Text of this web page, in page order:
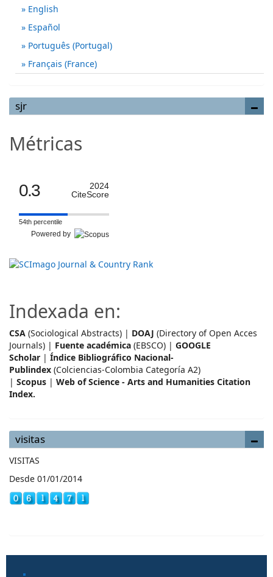
English
Español
Português (Portugal)
Français (France)
sjr
Métricas
0.3
2024
CiteScore
54th percentile
Powered by
Indexada en:
CSA (Sociological Abstracts) | DOAJ (Directory of Open Acces
Journals) | Fuente académica (EBSCO) | GOOGLE
Scholar | Índice Bibliográfico Nacional-
Publindex (Colciencias-Colombia Categoría A2)
| Scopus | Web of Science - Arts and Humanities Citation
Index.
visitas
VISITAS
Desde 01/01/2014